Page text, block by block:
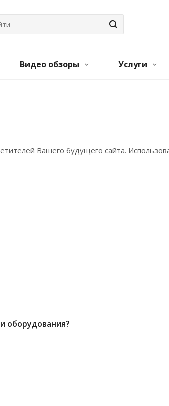
Видео обзоры Услуги
Вашего будущего сайта.
оборудования?